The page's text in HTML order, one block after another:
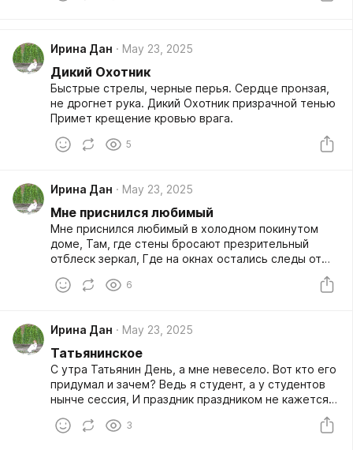
Ирина Дан May 23, 2025
Дикий Охотник
Быстрые стрелы, черные перья. Сердце пронзая,
не дрогнет рука. Дикий Охотник призрачной тенью
Примет крещение кровью врага.
5
Ирина Дан May 23, 2025
Мне приснился любимый
Мне приснился любимый в холодном покинутом
доме, Там, где стены бросают презрительный
отблеск зеркал, Где на окнах остались следы от
любимую звал.
6
Ирина Дан May 23, 2025
Татьянинское
С утра Татьянин День, а мне невесело. Вот кто его
придумал и зачем? Ведь я студент, а у студентов
нынче сессия, И праздник праздником не кажется
3